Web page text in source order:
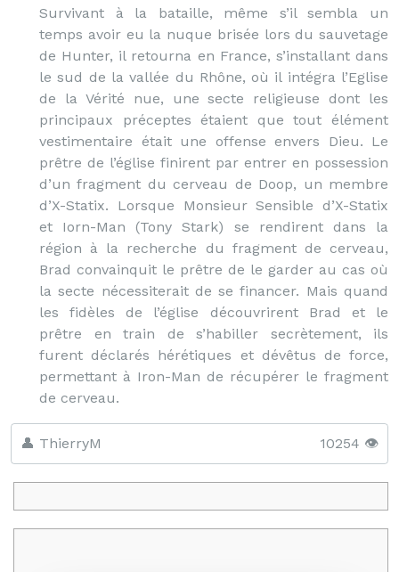
Survivant à la bataille, même s’il sembla un
temps avoir eu la nuque brisée lors du sauvetage
de Hunter, il retourna en France, s’installant dans
le sud de la vallée du Rhône, où il intégra l’Eglise
de la Vérité nue, une secte religieuse dont les
principaux préceptes étaient que tout élément
vestimentaire était une offense envers Dieu. Le
prêtre de l’église finirent par entrer en possession
d’un fragment du cerveau de Doop, un membre
d’X-Statix. Lorsque Monsieur Sensible d’X-Statix
et Iorn-Man (Tony Stark) se rendirent dans la
région à la recherche du fragment de cerveau,
Brad convainquit le prêtre de le garder au cas où
la secte nécessiterait de se financer. Mais quand
les fidèles de l’église découvrirent Brad et le
prêtre en train de s’habiller secrètement, ils
furent déclarés hérétiques et dévêtus de force,
permettant à Iron-Man de récupérer le fragment
de cerveau.
👤 ThierryM 10254 👁️